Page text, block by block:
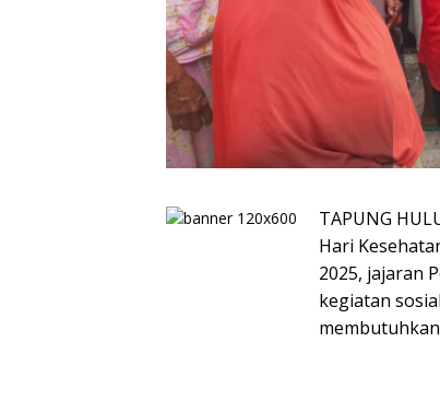
TAPUNG
Hari
2025, jajaran
kegiatan